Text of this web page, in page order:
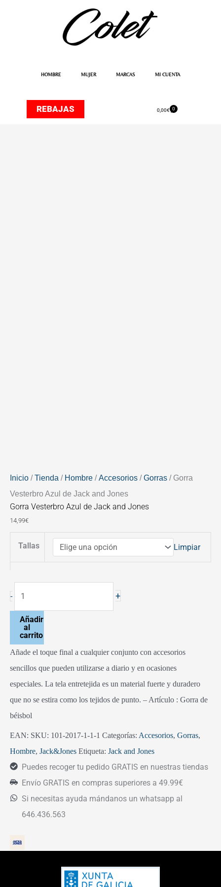
HOMBRE MUJER MARCAS MI CUENTA
REBAJAS 0,00€ 0
Carrito
Inicio /Tienda / Hombre /Accesorios /Gorras / Gorra
Vesterbro Azul de Jack and Jones
Gorra Vesterbro Azul de Jack and Jones
14,99€
Tallas Limpiar
- +
Añadir
al
carrito
Añade el toque final a cualquier conjunto con accesorios
sencillos que pueden utilizarse a diario y en ocasiones
especiales. La tela entretejida es un material fuerte y duradero
que no se estira como los tejidos de punto. – Artículo : Gorra de
béisbol
EAN: SKU: 101-2017-1-1-1 Categorías: Accesorios, Gorras,
Hombre, Jack&Jones Etiqueta: Jack and Jones
Puedes recoger tu pedido GRATIS en nuestras tiendas
Envío GRATIS en compras superiores a 49.99€
Si necesitas ayuda mándanos un whatsapp al
646.436.563